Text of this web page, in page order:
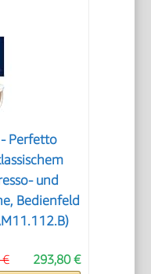
- Perfetto
und
Bedienfeld
293,80 €